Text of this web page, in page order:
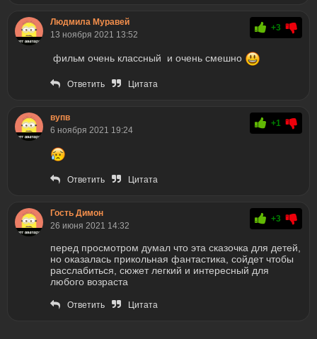
Людмила Муравей
13 ноября 2021 13:52
+3
фильм очень классный и очень смешно
Ответить Цитата
вупв
6 ноября 2021 19:24
+1
Ответить Цитата
Гость Димон
26 июня 2021 14:32
+3
перед просмотром думал что эта сказочка для детей,
но оказалась прикольная фантастика, сойдет чтобы
расслабиться, сюжет легкий и интересный для
любого возраста
Ответить Цитата